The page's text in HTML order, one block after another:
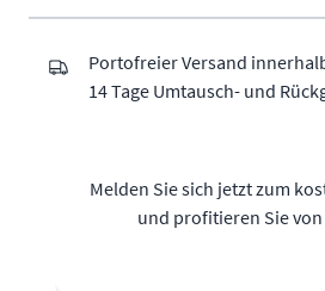
Portofreier Versand
14 Tage Umtausch- und
Melden Sie sich jetzt zum
und profitieren Sie